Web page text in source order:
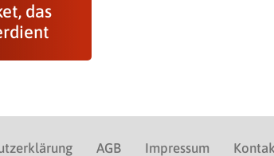
das
AGB Impressum